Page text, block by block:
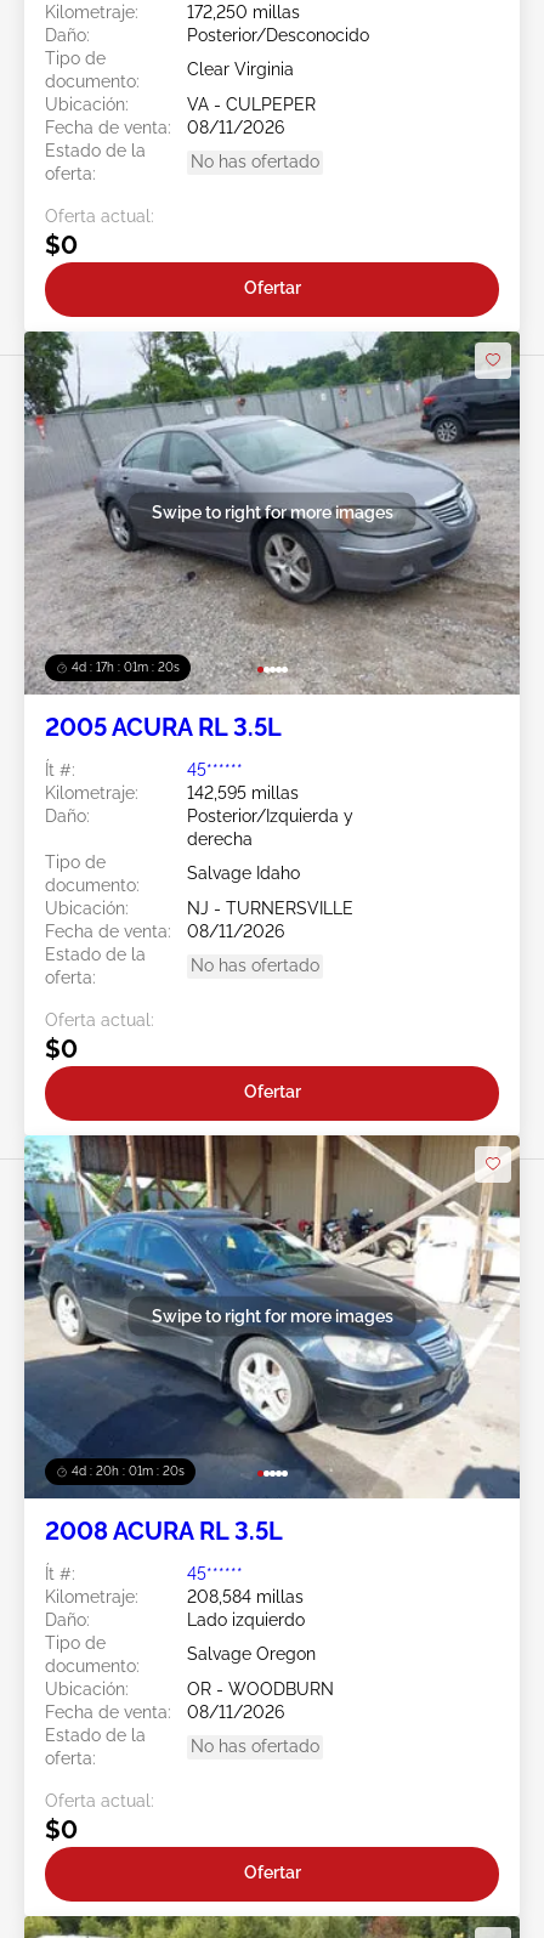
Kilometraje:
172,250 millas
Daño:
Posterior/Desconocido
Tipo de
documento:
Clear Virginia
Ubicación:
VA - CULPEPER
Fecha de venta:
08/11/2026
Estado de la
oferta:
No has ofertado
Oferta actual:
$0
Ofertar
4d : 17h : 01m : 18s
Swipe to right for more images
2005 ACURA RL 3.5L
Ít #:
45******
Kilometraje:
142,595 millas
Daño:
Posterior/Izquierda y
derecha
Tipo de
documento:
Salvage Idaho
Ubicación:
NJ - TURNERSVILLE
Fecha de venta:
08/11/2026
Estado de la
oferta:
No has ofertado
Oferta actual:
$0
Ofertar
4d : 20h : 01m : 18s
Swipe to right for more images
2008 ACURA RL 3.5L
Ít #:
45******
Kilometraje:
208,584 millas
Daño:
Lado izquierdo
Tipo de
documento:
Salvage Oregon
Ubicación:
OR - WOODBURN
Fecha de venta:
08/11/2026
Estado de la
oferta:
No has ofertado
Oferta actual:
$0
Ofertar